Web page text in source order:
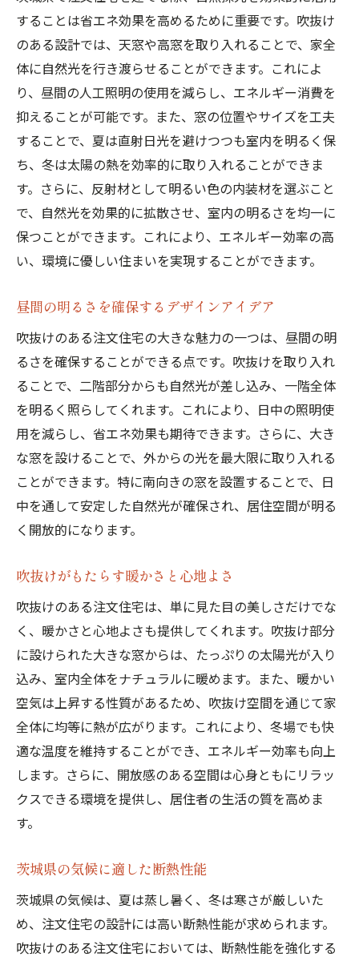
することは省エネ効果を高めるために重要です。吹抜け
のある設計では、天窓や高窓を取り入れることで、家全
体に自然光を行き渡らせることができます。これによ
り、昼間の人工照明の使用を減らし、エネルギー消費を
抑えることが可能です。また、窓の位置やサイズを工夫
することで、夏は直射日光を避けつつも室内を明るく保
ち、冬は太陽の熱を効率的に取り入れることができま
す。さらに、反射材として明るい色の内装材を選ぶこと
で、自然光を効果的に拡散させ、室内の明るさを均一に
保つことができます。これにより、エネルギー効率の高
い、環境に優しい住まいを実現することができます。
昼間の明るさを確保するデザインアイデア
吹抜けのある注文住宅の大きな魅力の一つは、昼間の明
るさを確保することができる点です。吹抜けを取り入れ
ることで、二階部分からも自然光が差し込み、一階全体
を明るく照らしてくれます。これにより、日中の照明使
用を減らし、省エネ効果も期待できます。さらに、大き
な窓を設けることで、外からの光を最大限に取り入れる
ことができます。特に南向きの窓を設置することで、日
中を通して安定した自然光が確保され、居住空間が明る
く開放的になります。
吹抜けがもたらす暖かさと心地よさ
吹抜けのある注文住宅は、単に見た目の美しさだけでな
く、暖かさと心地よさも提供してくれます。吹抜け部分
に設けられた大きな窓からは、たっぷりの太陽光が入り
込み、室内全体をナチュラルに暖めます。また、暖かい
空気は上昇する性質があるため、吹抜け空間を通じて家
全体に均等に熱が広がります。これにより、冬場でも快
適な温度を維持することができ、エネルギー効率も向上
します。さらに、開放感のある空間は心身ともにリラッ
クスできる環境を提供し、居住者の生活の質を高めま
す。
茨城県の気候に適した断熱性能
茨城県の気候は、夏は蒸し暑く、冬は寒さが厳しいた
め、注文住宅の設計には高い断熱性能が求められます。
吹抜けのある注文住宅においては、断熱性能を強化する